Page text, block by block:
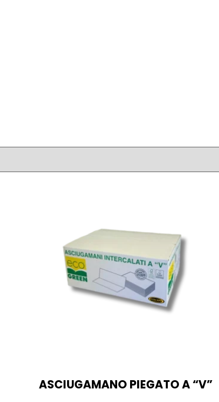
ASCIUGAMANO PIEGATO A “V”